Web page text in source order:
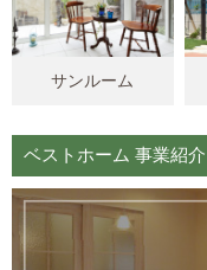
サンルーム
ベストホーム 事業紹介